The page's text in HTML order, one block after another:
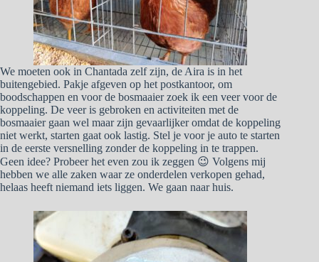
We moeten ook in Chantada zelf zijn, de Aira is in het
buitengebied. Pakje afgeven op het postkantoor, om
boodschappen en voor de bosmaaier zoek ik een veer voor de
koppeling. De veer is gebroken en activiteiten met de
bosmaaier gaan wel maar zijn gevaarlijker omdat de koppeling
niet werkt, starten gaat ook lastig. Stel je voor je auto te starten
in de eerste versnelling zonder de koppeling in te trappen.
Geen idee? Probeer het even zou ik zeggen 😉 Volgens mij
hebben we alle zaken waar ze onderdelen verkopen gehad,
helaas heeft niemand iets liggen. We gaan naar huis.